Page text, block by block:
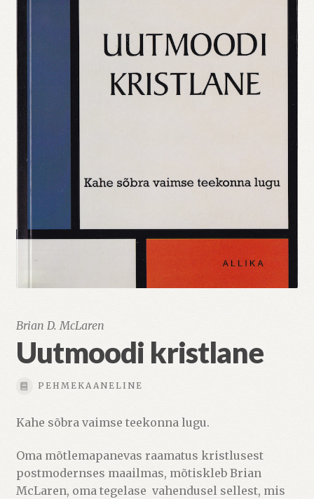
Brian D. McLaren
Uutmoodi kristlane
PEHMEKAANELINE
Kahe sõbra vaimse teekonna lugu.
Oma mõtlemapanevas raamatus kristlusest
postmodernses maailmas, mõtiskleb Brian
McLaren, oma tegelase vahendusel sellest, mis